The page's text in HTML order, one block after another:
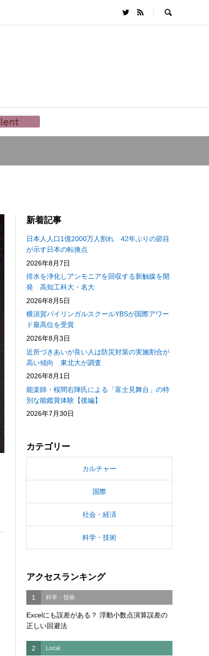
新着記事
日本人人口1億2000万人割れ 42年ぶりの節目
が示す日本の転換点
2026年8月7日
排水を浄化しアンモニアを回収する新触媒を開
発 高知工科大・名大
2026年8月5日
横須賀バイリンガルスクールYBSが国際アワー
ド最高位を受賞
2026年8月3日
近所づきあいが良い人は防災対策の実施割合が
高い傾向 東北大が調査
2026年8月1日
能楽師・桜間右陣氏による「富士見舞台」の特
別な能鑑賞体験【後編】
2026年7月30日
カテゴリー
カルチャー
国際
社会・経済
科学・技術
アクセスランキング
1 科学・技術
Excelにも誤差がある？ 浮動小数点演算誤差の
正しい回避法
2 Local